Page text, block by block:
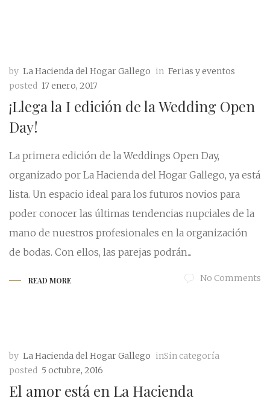
by La Hacienda del Hogar Gallego in Ferias y eventos
posted 17 enero, 2017
¡Llega la I edición de la Wedding Open
Day!
La primera edición de la Weddings Open Day,
organizado por La Hacienda del Hogar Gallego, ya está
lista. Un espacio ideal para los futuros novios para
poder conocer las últimas tendencias nupciales de la
mano de nuestros profesionales en la organización
de bodas. Con ellos, las parejas podrán...
READ MORE No Comments
by La Hacienda del Hogar Gallego inSin categoría
posted 5 octubre, 2016
El amor está en La Hacienda